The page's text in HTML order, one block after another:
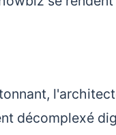
décomplexé